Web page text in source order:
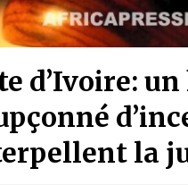
d’Ivoire:
la